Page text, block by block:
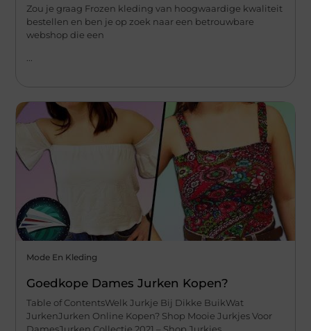
Zou je graag Frozen kleding van hoogwaardige kwaliteit
bestellen en ben je op zoek naar een betrouwbare
webshop die een
Mode En Kleding
Goedkope Dames Jurken Kopen?
Table of ContentsWelk Jurkje Bij Dikke BuikWat
JurkenJurken Online Kopen? Shop Mooie Jurkjes Voor